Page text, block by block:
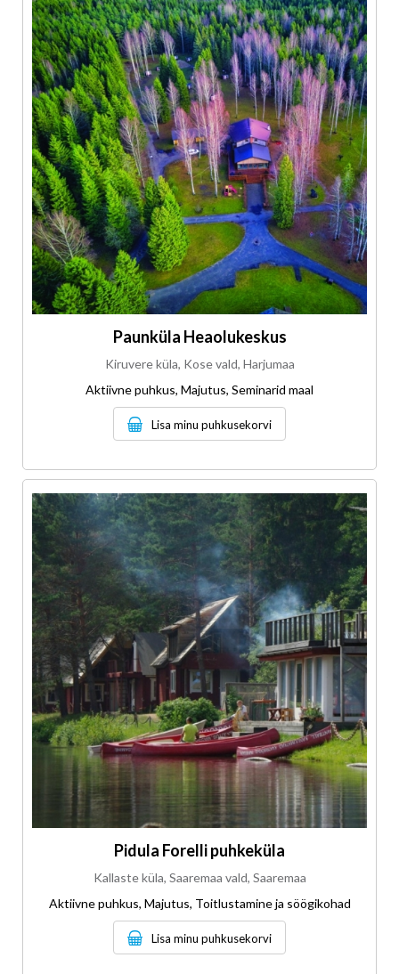
Paunküla Heaolukeskus
Kiruvere küla, Kose vald, Harjumaa
Aktiivne puhkus, Majutus, Seminarid maal
Lisa minu puhkusekorvi
Pidula Forelli puhkeküla
Kallaste küla, Saaremaa vald, Saaremaa
Aktiivne puhkus, Majutus, Toitlustamine ja söögikohad
Lisa minu puhkusekorvi